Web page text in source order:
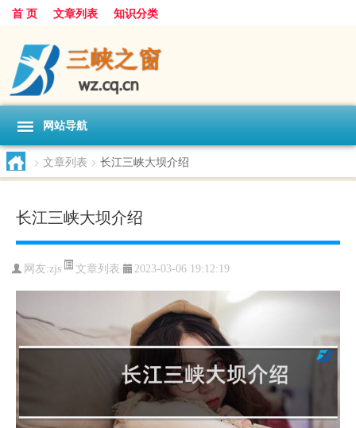
首 页 文章列表 知识分类
网站导航
> 文章列表 > 长江三峡大坝介绍
长江三峡大坝介绍
网友:zjs 文章列表 2023-03-06 19:12:19